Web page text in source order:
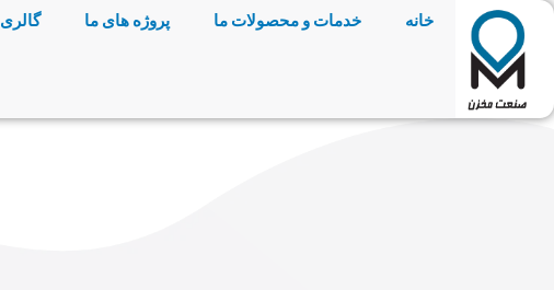
خانه خدمات و محصولات ما پروژه های ما گالری